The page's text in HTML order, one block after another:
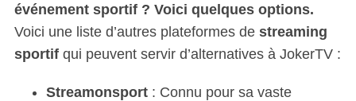
événement sportif ? Voici quelques options.
Voici une liste d’autres plateformes de streaming
sportifqui peuvent servir d’alternatives à JokerTV :
Streamonsport: Connu pour sa vaste